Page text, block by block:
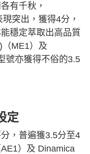
有千秋，
突出，獲得4分，
穩定萃取出高品質
ME1）及
號亦獲得不俗的3.5
定
，普遍獲3.5分至4
）及 Dinamica